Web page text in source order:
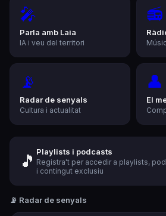
🎤
Parla amb Laia
IA i veu del territori
📻
📡
Radar de senyals
Cultura i actualitat
👤
El
🎵 Playlists i podcasts
Registra't per accedir a playlists,
i contingut exclusiu
📡 Radar de senyals